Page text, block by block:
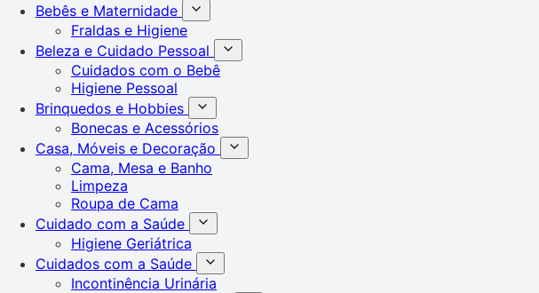
Bebês e Maternidade
Fraldas e Higiene
Beleza e Cuidado Pessoal
Cuidados com o Bebê
Higiene Pessoal
Brinquedos e Hobbies
Bonecas e Acessórios
Casa, Móveis e Decoração
Cama, Mesa e Banho
Limpeza
Roupa de Cama
Cuidado com a Saúde
Higiene Geriátrica
Cuidados com a Saúde
Incontinência Urinária